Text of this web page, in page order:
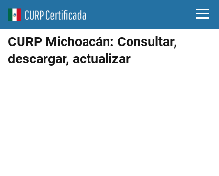
CURP Michoacán: Consultar,
descargar, actualizar